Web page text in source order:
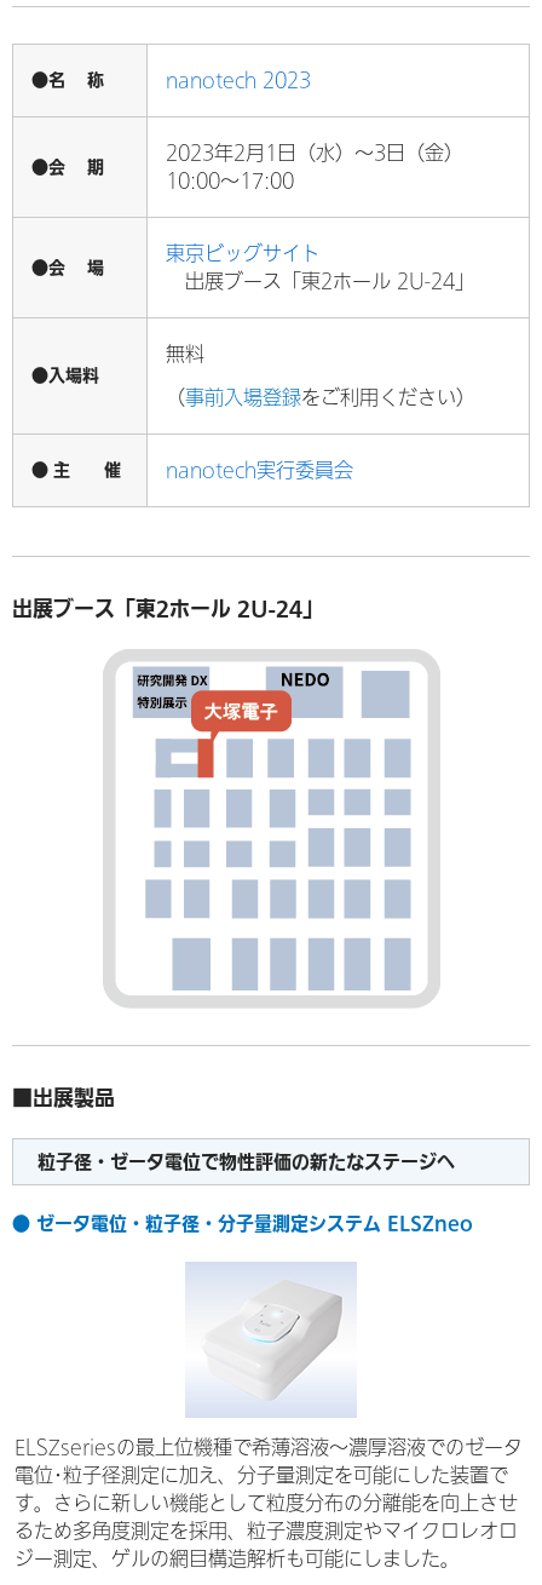
●名 称 nanotech 2023
●会 期
2023年2月1日（水）～3日（金）
10:00～17:00
●会 場
東京ビッグサイト
出展ブース「東2ホール 2U-24」
●入場料
無料
（事前入場登録をご利用ください）
● 主 催 nanotech実行委員会
出展ブース「東2ホール 2U-24」
■出展製品
粒子径・ゼータ電位で物性評価の新たなステージへ
● ゼータ電位・粒子径・分子量測定システム ELSZneo
ELSZseriesの最上位機種で希薄溶液～濃厚溶液でのゼータ
電位･粒子径測定に加え、分子量測定を可能にした装置で
す。さらに新しい機能として粒度分布の分離能を向上させ
るため多角度測定を採用、粒子濃度測定やマイクロレオロ
ジー測定、ゲルの網目構造解析も可能にしました。